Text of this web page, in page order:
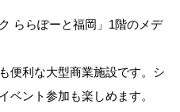
ららぽーと福岡」1階のメデ
便利な大型商業施設です。シ
ベント参加も楽しめます。